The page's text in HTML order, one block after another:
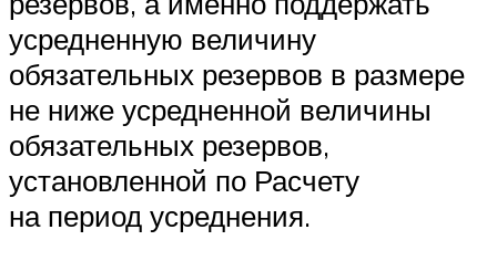
усредненную величину
обязательных резервов в размере
не ниже усредненной величины
обязательных резервов,
установленной по Расчету
на период усреднения.